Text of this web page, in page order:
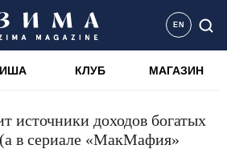
EN
КЛУБ МАГАЗИН
источники доходов богатых
в сериале «МакМафия»